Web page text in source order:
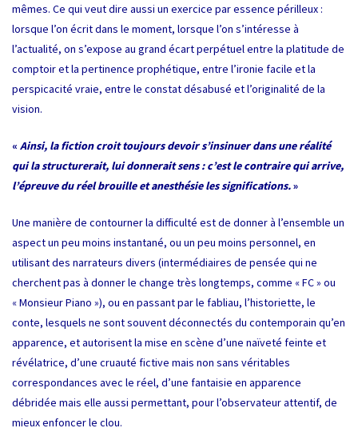
mêmes. Ce qui veut dire aussi un exercice par essence périlleux :
lorsque l’on écrit dans le moment, lorsque l’on s’intéresse à
l’actualité, on s’expose au grand écart perpétuel entre la platitude de
comptoir et la pertinence prophétique, entre l’ironie facile et la
perspicacité vraie, entre le constat désabusé et l’originalité de la
vision.
« Ainsi, la fiction croit toujours devoir s’insinuer dans une réalité
qui la structurerait, lui donnerait sens : c’est le contraire qui arrive,
l’épreuve du réel brouille et anesthésie les significations.»
Une manière de contourner la difficulté est de donner à l’ensemble un
aspect un peu moins instantané, ou un peu moins personnel, en
utilisant des narrateurs divers (intermédiaires de pensée qui ne
cherchent pas à donner le change très longtemps, comme « FC » ou
« Monsieur Piano »), ou en passant par le fabliau, l’historiette, le
conte, lesquels ne sont souvent déconnectés du contemporain qu’en
apparence, et autorisent la mise en scène d’une naïveté feinte et
révélatrice, d’une cruauté fictive mais non sans véritables
correspondances avec le réel, d’une fantaisie en apparence
débridée mais elle aussi permettant, pour l’observateur attentif, de
mieux enfoncer le clou.